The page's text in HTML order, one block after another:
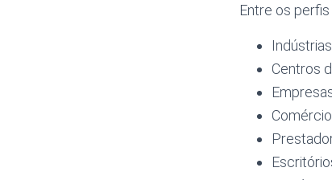
Entre os
Centros